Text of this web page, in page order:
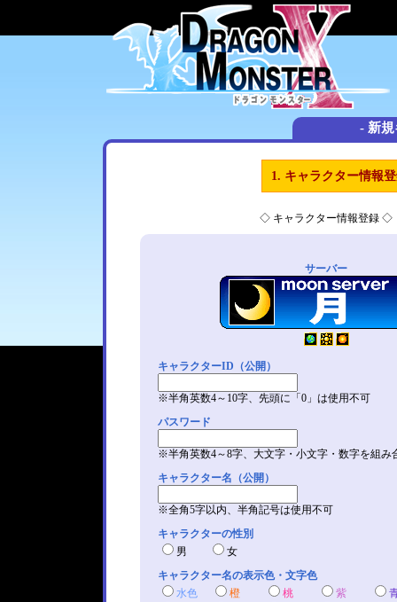
- 新
1. キャラクター情報
◇ キャラクター情報登録 ◇
サーバー
キャラクターID（公開）
※半角英数4～10字、先頭に「0」は使用不可
パスワード
※半角英数4～8字、大文字・小文字・数字を組み
キャラクター名（公開）
※全角5字以内、半角記号は使用不可
キャラクターの性別
男
女
キャラクター名の表示色・文字色
水色
橙 桃 紫